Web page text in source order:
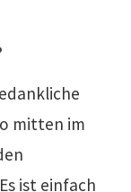
mitten im
ist einfach